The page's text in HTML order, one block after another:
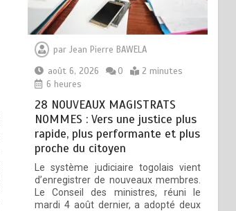
par Jean Pierre BAWELA
août 6, 2026
0
2 minutes
6 heures
28 NOUVEAUX MAGISTRATS
NOMMES : Vers une justice plus
rapide, plus performante et plus
proche du citoyen
Le système judiciaire togolais vient
d’enregistrer de nouveaux membres.
Le Conseil des ministres, réuni le
mardi 4 août dernier, a adopté deux